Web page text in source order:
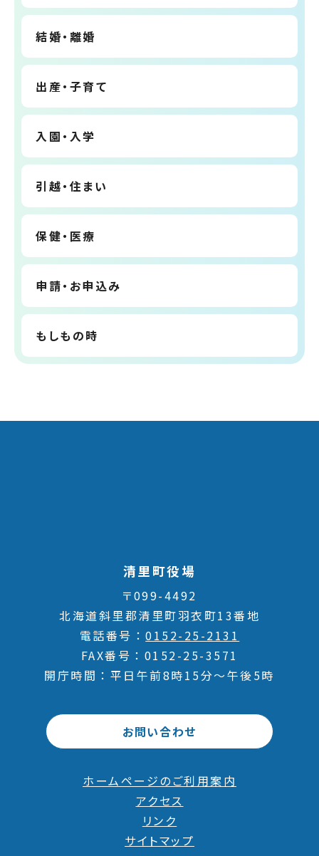
結婚・離婚
出産・子育て
入園・入学
引越・住まい
保健・医療
申請・お申込み
もしもの時
清里町役場
〒099-4492
北海道斜里郡清里町羽衣町13番地
電話番号
0152-25-2131
FAX番号
0152-25-3571
開庁時間
平日午前8時15分～午後5時
お問い合わせ
ホームページのご利用案内
アクセス
リンク
サイトマップ